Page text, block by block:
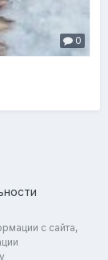
0
с сайта,